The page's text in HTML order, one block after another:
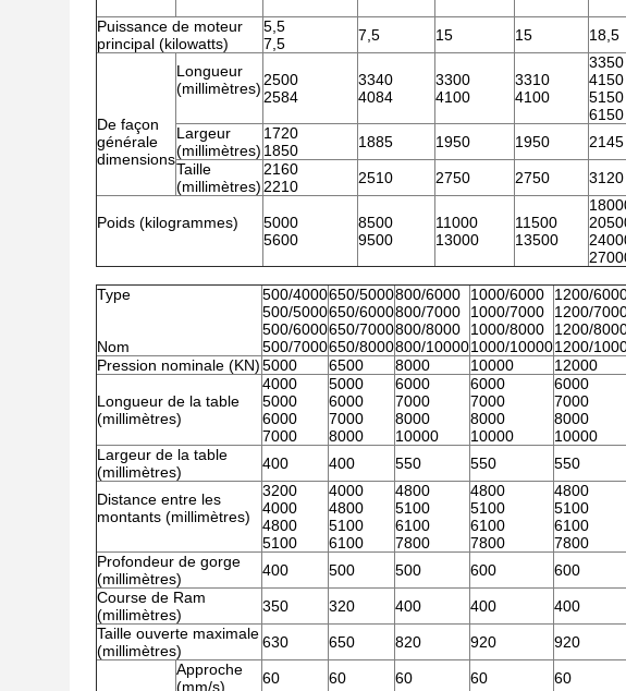
Puissance de moteur
principal (kilowatts)
5,5
7,5
7,5 15 15 18,5
De façon
générale
dimensions
Longueur
(millimètres) 2500
2584
3340
4084
3300
4100
3310
4100
3350
4150
5150
6150
Largeur
(millimètres)
1720
1850
1885 1950 1950 2145
Taille
(millimètres)
2160
2210
2510 2750 2750 3120
Poids (kilogrammes)
5000
5600
8500
9500
11000
13000
11500
13500
Type
Nom
500/4000
500/5000
500/6000
500/7000
650/5000
650/6000
650/7000
650/8000
800/6000
800/7000
800/8000
800/10000
1000/6000
1000/7000
1000/8000
1000/10000
1200/
1200/
1200/
1200/
Pression nominale (KN)5000 6500 8000 10000 12000
Longueur de la table
(millimètres)
4000
5000
6000
7000
5000
6000
7000
8000
6000
7000
8000
10000
6000
7000
8000
10000
6000
7000
8000
10000
Largeur de la table
(millimètres)
400 400 550 550 550
Distance entre les
montants (millimètres)
3200
4000
4800
5100
4000
4800
5100
6100
4800
5100
6100
7800
4800
5100
6100
7800
4800
5100
6100
7800
Profondeur de gorge
(millimètres)
400 500 500 600 600
Course de Ram
(millimètres)
350 320 400 400 400
Taille ouverte maximale
(millimètres)
630 650 820 920 920
Approche
(mm/s)
60 60 60 60 60